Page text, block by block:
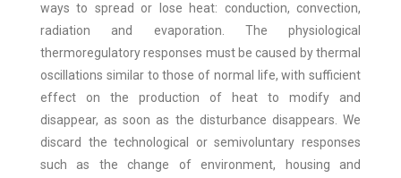
ways to spread or lose heat: conduction, convection,
radiation and evaporation. The physiological
thermoregulatory responses must be caused by thermal
oscillations similar to those of normal life, with sufficient
effect on the production of heat to modify and
disappear, as soon as the disturbance disappears. We
discard the technological or semivoluntary responses
such as the change of environment, housing and